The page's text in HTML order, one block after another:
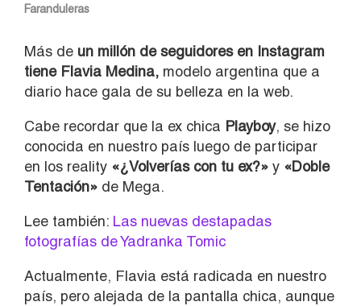
Faranduleras
Más de un millón de seguidores en Instagram
tiene Flavia Medina, modelo argentina que a
diario hace gala de su belleza en la web.
Cabe recordar que la ex chica Playboy, se hizo
conocida en nuestro país luego de participar
en los reality «¿Volverías con tu ex?» y «Doble
Tentación» de Mega.
Lee también: Las nuevas destapadas
fotografías de Yadranka Tomic
Actualmente, Flavia está radicada en nuestro
país, pero alejada de la pantalla chica, aunque